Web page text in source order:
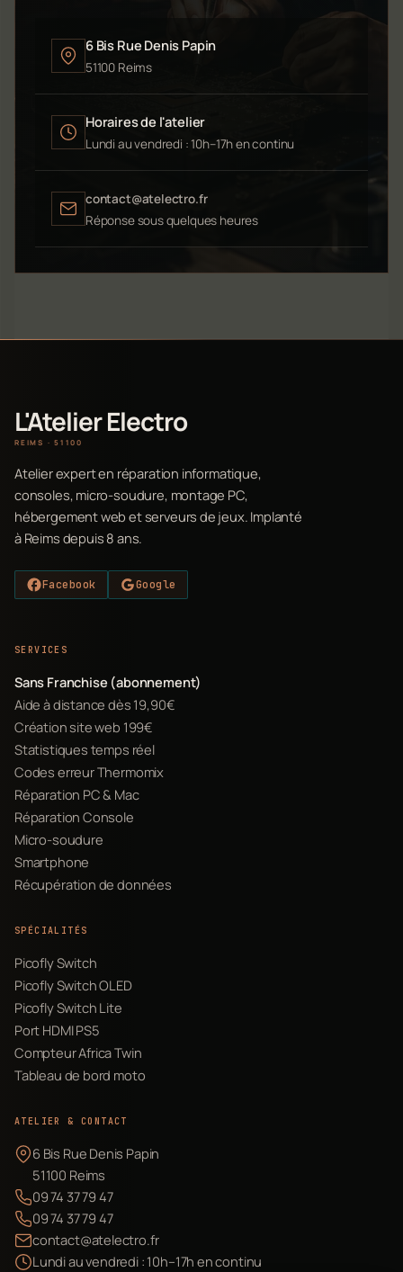
6 Bis Rue Denis Papin
51100 Reims
Horaires de l'atelier
Lundi au vendredi : 10h–17h en continu
contact@atelectro.fr
Réponse sous quelques heures
L'Atelier Electro
REIMS · 51100
Atelier expert en réparation informatique,
consoles, micro-soudure, montage PC,
hébergement web et serveurs de jeux. Implanté
à Reims depuis 8 ans.
Facebook Google
SERVICES
Sans Franchise (abonnement)
Aide à distance dès 19,90€
Création site web 199€
Statistiques temps réel
Codes erreur Thermomix
Réparation PC & Mac
Réparation Console
Micro-soudure
Smartphone
Récupération de données
SPÉCIALITÉS
Picofly Switch
Picofly Switch OLED
Picofly Switch Lite
Port HDMI PS5
Compteur Africa Twin
Tableau de bord moto
ATELIER & CONTACT
6 Bis Rue Denis Papin
51100 Reims
09 74 37 79 47
09 74 37 79 47
contact@atelectro.fr
Lundi au vendredi : 10h–17h en continu